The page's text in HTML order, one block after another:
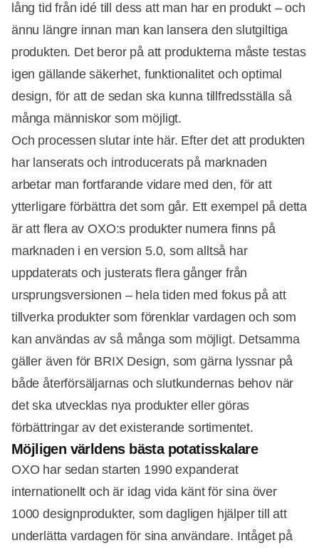
lång tid från idé till dess att man har en produkt – och
ännu längre innan man kan lansera den slutgiltiga
produkten. Det beror på att produkterna måste testas
igen gällande säkerhet, funktionalitet och optimal
design, för att de sedan ska kunna tillfredsställa så
många människor som möjligt.
Och processen slutar inte här. Efter det att produkten
har lanserats och introducerats på marknaden
arbetar man fortfarande vidare med den, för att
ytterligare förbättra det som går. Ett exempel på detta
är att flera av OXO:s produkter numera finns på
marknaden i en version 5.0, som alltså har
uppdaterats och justerats flera gånger från
ursprungsversionen – hela tiden med fokus på att
tillverka produkter som förenklar vardagen och som
kan användas av så många som möjligt. Detsamma
gäller även för BRIX Design, som gärna lyssnar på
både återförsäljarnas och slutkundernas behov när
det ska utvecklas nya produkter eller göras
förbättringar av det existerande sortimentet.
Möjligen världens bästa potatisskalare
OXO har sedan starten 1990 expanderat
internationellt och är idag vida känt för sina över
1000 designprodukter, som dagligen hjälper till att
underlätta vardagen för sina användare. Intåget på